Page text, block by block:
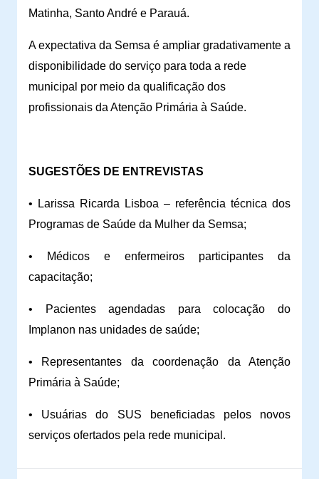
Matinha, Santo André e Parauá.
A expectativa da Semsa é ampliar gradativamente a
disponibilidade do serviço para toda a rede
municipal por meio da qualificação dos
profissionais da Atenção Primária à Saúde.
SUGESTÕES DE ENTREVISTAS
• Larissa Ricarda Lisboa – referência técnica dos
Programas de Saúde da Mulher da Semsa;
• Médicos e enfermeiros participantes da
capacitação;
• Pacientes agendadas para colocação do
Implanon nas unidades de saúde;
• Representantes da coordenação da Atenção
Primária à Saúde;
• Usuárias do SUS beneficiadas pelos novos
serviços ofertados pela rede municipal.